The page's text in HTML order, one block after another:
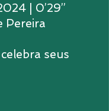
| 0’29’’
Pereira
seus